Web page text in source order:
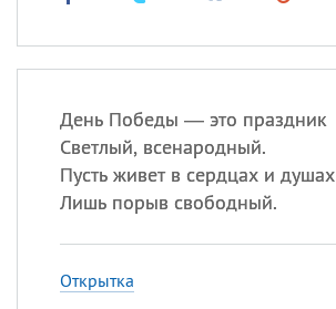
День Победы — это праздник
Светлый, всенародный.
Пусть живет в сердцах и душах
Лишь порыв свободный.
Открытка
Еще
Антонина
Посмотреть